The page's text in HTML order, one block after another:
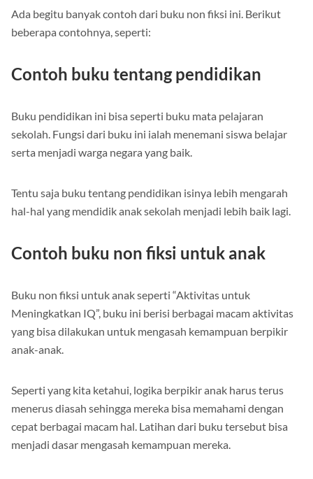
Ada begitu banyak contoh dari buku non fiksi ini. Berikut
Contoh buku tentang pendidikan
Buku pendidikan ini bisa seperti buku mata pelajaran
sekolah. Fungsi dari buku ini ialah menemani siswa belajar
Tentu saja buku tentang pendidikan isinya lebih mengarah
Contoh buku non fiksi untuk anak
Buku non fiksi untuk anak seperti “Aktivitas untuk
Meningkatkan IQ”, buku ini berisi berbagai macam aktivitas
yang bisa dilakukan untuk mengasah kemampuan berpikir
Seperti yang kita ketahui, logika berpikir anak harus terus
menerus diasah sehingga mereka bisa memahami dengan
cepat berbagai macam hal. Latihan dari buku tersebut bisa